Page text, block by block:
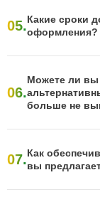
05.Какие сроки
оформления?
06.
Можете ли вы
больше не
07.Как
вы